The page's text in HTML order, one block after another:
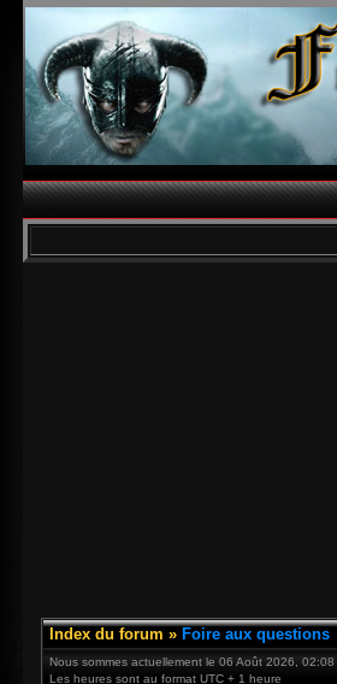
Index du forum » Foire aux questions
Nous sommes actuellement le 06 Août 2026, 02:08
Les heures sont au format UTC + 1 heure